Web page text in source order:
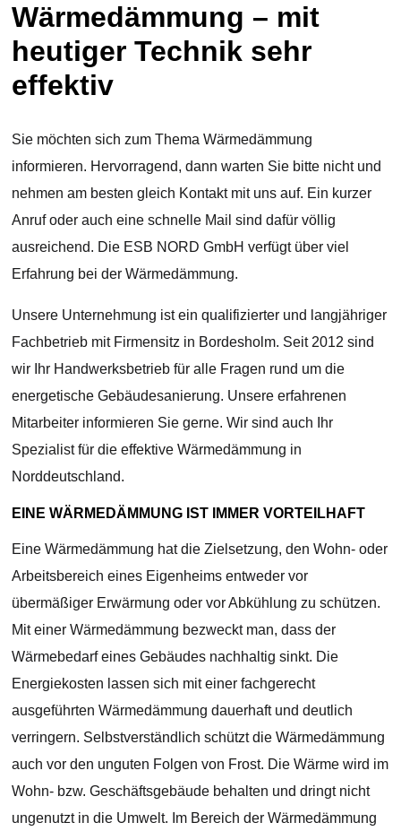
Wärmedämmung – mit
heutiger Technik sehr
effektiv
Sie möchten sich zum Thema Wärmedämmung
informieren. Hervorragend, dann warten Sie bitte nicht und
nehmen am besten gleich Kontakt mit uns auf. Ein kurzer
Anruf oder auch eine schnelle Mail sind dafür völlig
ausreichend. Die ESB NORD GmbH verfügt über viel
Erfahrung bei der Wärmedämmung.
Unsere Unternehmung ist ein qualifizierter und langjähriger
Fachbetrieb mit Firmensitz in Bordesholm. Seit 2012 sind
wir Ihr Handwerksbetrieb für alle Fragen rund um die
energetische Gebäudesanierung. Unsere erfahrenen
Mitarbeiter informieren Sie gerne. Wir sind auch Ihr
Spezialist für die effektive Wärmedämmung in
Norddeutschland.
EINE WÄRMEDÄMMUNG IST IMMER VORTEILHAFT
Eine Wärmedämmung hat die Zielsetzung, den Wohn- oder
Arbeitsbereich eines Eigenheims entweder vor
übermäßiger Erwärmung oder vor Abkühlung zu schützen.
Mit einer Wärmedämmung bezweckt man, dass der
Wärmebedarf eines Gebäudes nachhaltig sinkt. Die
Energiekosten lassen sich mit einer fachgerecht
ausgeführten Wärmedämmung dauerhaft und deutlich
verringern. Selbstverständlich schützt die Wärmedämmung
auch vor den unguten Folgen von Frost. Die Wärme wird im
Wohn- bzw. Geschäftsgebäude behalten und dringt nicht
ungenutzt in die Umwelt. Im Bereich der Wärmedämmung